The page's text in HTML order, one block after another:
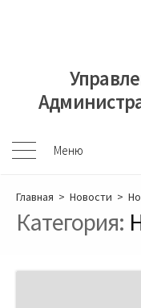
Меню
Меню
Главная > Новости >
Категория: